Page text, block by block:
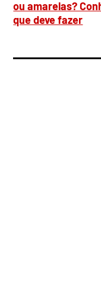
ou amarelas?
que deve fazer